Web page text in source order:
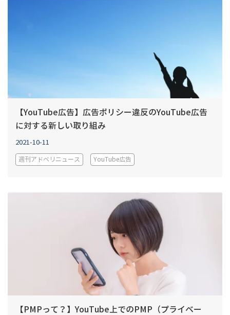
【YouTube広告】広告ポリシー違反のYouTube広告
に対する新しい取り組み
2021-10-11
週刊アドベリニュース YouTube広告
【PMPって？】YouTube上でのPMP（プライベー